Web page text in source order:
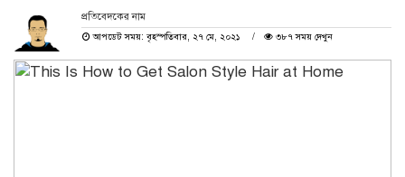
প্রতিবেদকের নাম
আপডেট সময়: বৃহস্পতিবার, ২৭ মে, ২০২১
৩৮৭ সময় দেখুন